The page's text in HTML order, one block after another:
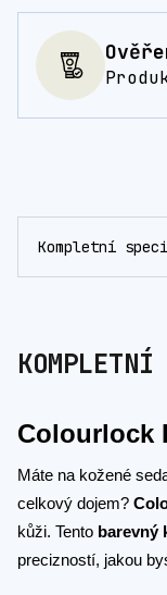
Kompletní
Colourlock
Máte na kožené
celkový dojem?
kůži. Tento barevný
precizností, jakou